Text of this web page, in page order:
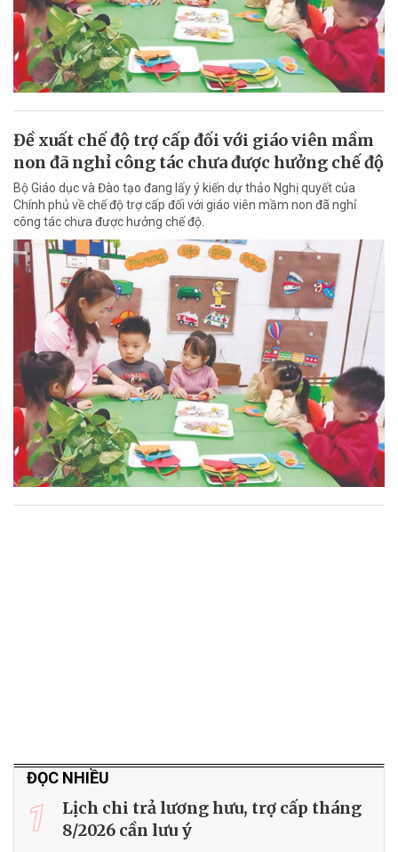
Đề xuất chế độ trợ cấp đối với giáo viên mầm
non đã nghỉ công tác chưa được hưởng chế độ
Bộ Giáo dục và Đào tạo đang lấy ý kiến dự thảo Nghị quyết của
Chính phủ về chế độ trợ cấp đối với giáo viên mầm non đã nghỉ
công tác chưa được hưởng chế độ.
ĐỌC NHIỀU
1
Lịch chi trả lương hưu, trợ cấp tháng
8/2026 cần lưu ý